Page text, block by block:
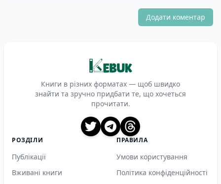
Додати коментар
Книги в різних форматах — щоб швидко
знайти та зручно придбати те, що хочеться
прочитати.
X TelegramThreads
РОЗДІЛИ
Публікації
Вживані книги
ПРАВИЛА
Умови користування
Політика конфіденційності